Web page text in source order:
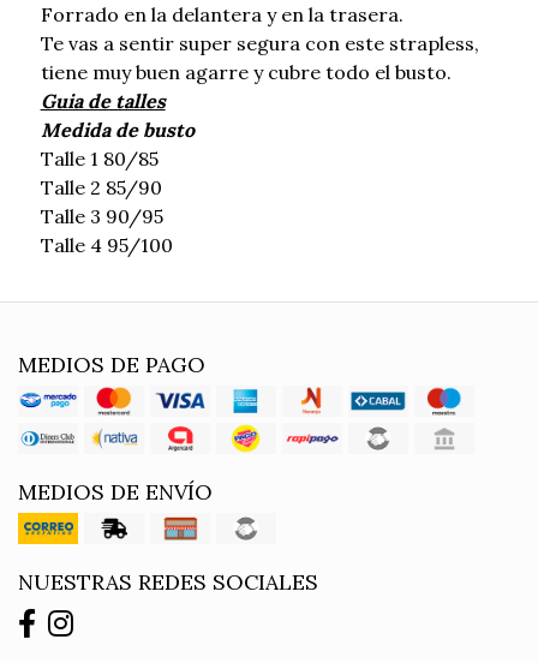
Forrado en la delantera y en la trasera.
Te vas a sentir super segura con este strapless,
tiene muy buen agarre y cubre todo el busto.
Guia de talles
Medida de busto
Talle 1 80/85
Talle 2 85/90
Talle 3 90/95
Talle 4 95/100
MEDIOS DE PAGO
MEDIOS DE ENVÍO
NUESTRAS REDES SOCIALES